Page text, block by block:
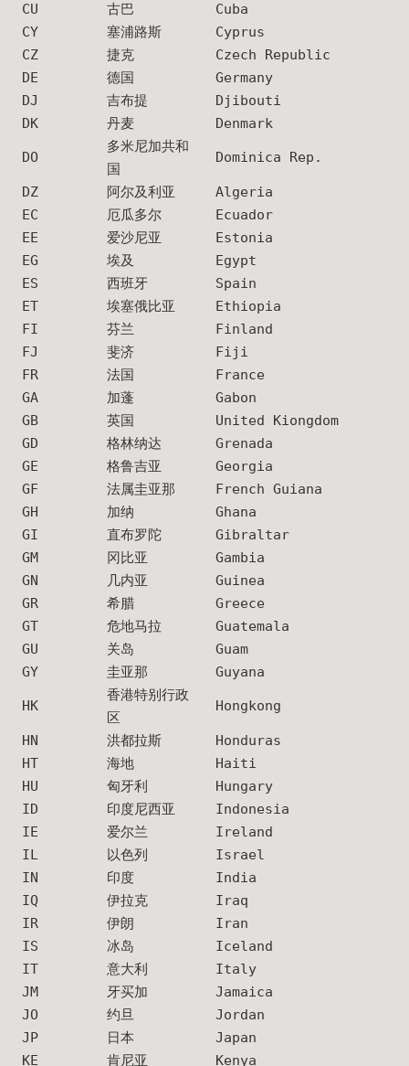
CU
古巴
Cuba
CY
塞浦路斯
Cyprus
CZ
捷克
Czech Republic
DE
德国
Germany
DJ
吉布提
Djibouti
DK
丹麦 Denmark
DO
多米尼加共和
国
Dominica Rep.
DZ 阿尔及利亚
Algeria
EC
厄瓜多尔
Ecuador
EE
爱沙尼亚
Estonia
EG
埃及
Egypt
ES
西班牙
Spain
ET
埃塞俄比亚
Ethiopia
FI
芬兰
Finland
FJ
斐济
Fiji
FR
法国
France
GA
加蓬
Gabon
GB
英国
United Kiongdom
GD
格林纳达
Grenada
GE
格鲁吉亚
Georgia
GF
法属圭亚那
French Guiana
GH
加纳
Ghana
GI
直布罗陀
Gibraltar
GM
冈比亚
Gambia
GN
几内亚
Guinea
GR
希腊
Greece
GT
危地马拉
Guatemala
GU
关岛
Guam
GY
圭亚那 Guyana
HK
香港特别行政
区
Hongkong
HN 洪都拉斯
Honduras
HT
海地
Haiti
HU
匈牙利
Hungary
ID
印度尼西亚
Indonesia
IE
爱尔兰
Ireland
IL
以色列
Israel
IN
印度
India
IQ
伊拉克
Iraq
IR
伊朗
Iran
IS
冰岛
Iceland
IT
意大利
Italy
JM
牙买加
Jamaica
JO
约旦
Jordan
JP
日本
Japan
KE
肯尼亚 Kenya